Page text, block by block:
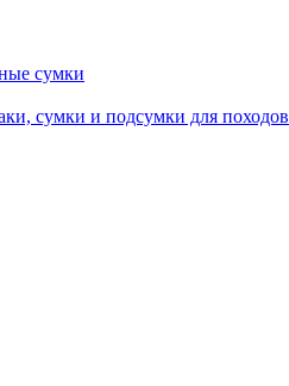
сумки
сумки и подсумки для походов